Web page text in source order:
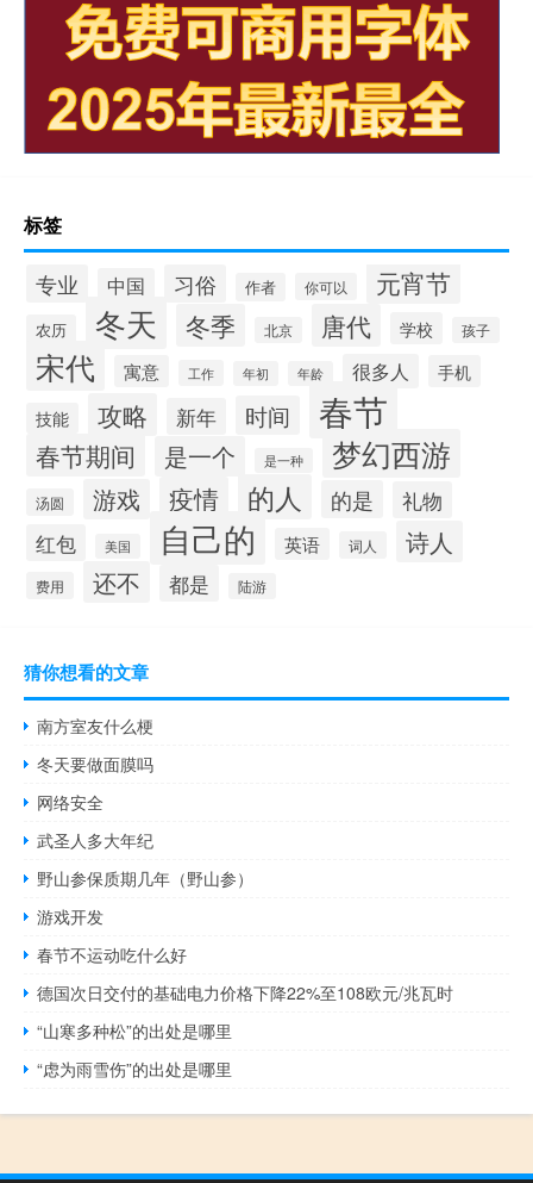
标签
专业 中国 习俗 作者 你可以 元宵节
农历 冬天 冬季 北京 唐代 学校 孩子
宋代 寓意 工作 年初 年龄 很多人 手机
技能 攻略 新年 时间 春节
春节期间 是一个 是一种 梦幻西游
汤圆 游戏 疫情 的人 的是
礼物
红包
美国 自己的 英语 词人 诗人
费用 还不 都是 陆游
猜你想看的文章
南方室友什么梗
冬天要做面膜吗
网络安全
武圣人多大年纪
野山参保质期几年（野山参）
游戏开发
春节不运动吃什么好
德国次日交付的基础电力价格下降22%至108欧元/兆瓦时
“山寒多种松”的出处是哪里
“虑为雨雪伤”的出处是哪里